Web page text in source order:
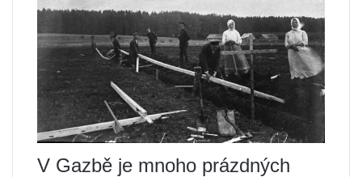
V Gazbě je mnoho prázdných